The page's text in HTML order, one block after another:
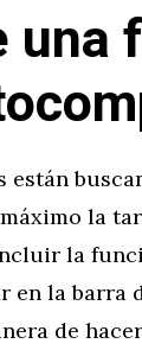
una
están
la
la
en la barra
de